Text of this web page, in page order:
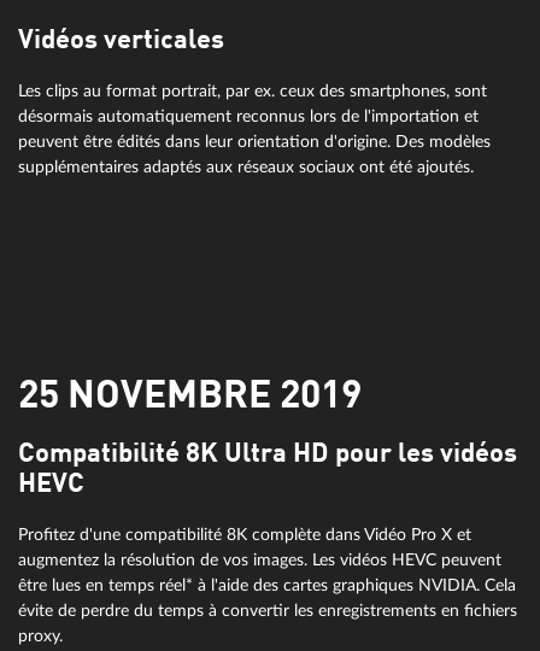
Vidéos verticales
Les clips au format portrait, par ex. ceux des smartphones, sont
désormais automatiquement reconnus lors de l'importation et
peuvent être édités dans leur orientation d'origine. Des modèles
supplémentaires adaptés aux réseaux sociaux ont été ajoutés.
25 NOVEMBRE 2019
Compatibilité 8K Ultra HD pour les vidéos
HEVC
Profitez d'une compatibilité 8K complète dans Vidéo Pro X et
augmentez la résolution de vos images. Les vidéos HEVC peuvent
être lues en temps réel* à l'aide des cartes graphiques NVIDIA. Cela
évite de perdre du temps à convertir les enregistrements en fichiers
proxy.